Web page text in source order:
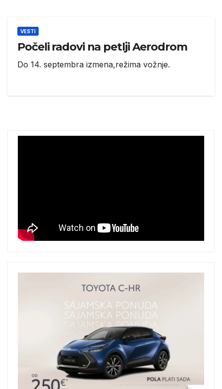
VESTI
Počeli radovi na petlji Aerodrom
Do 14. septembra izmena,režima vožnje.